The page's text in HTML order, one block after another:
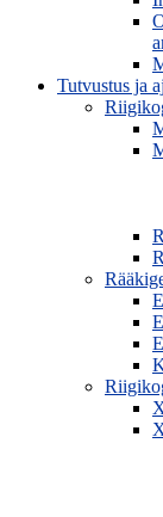
Tutvustus ja